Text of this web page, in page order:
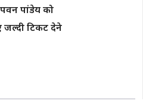
पांडेय को
जल्दी टिकट देने